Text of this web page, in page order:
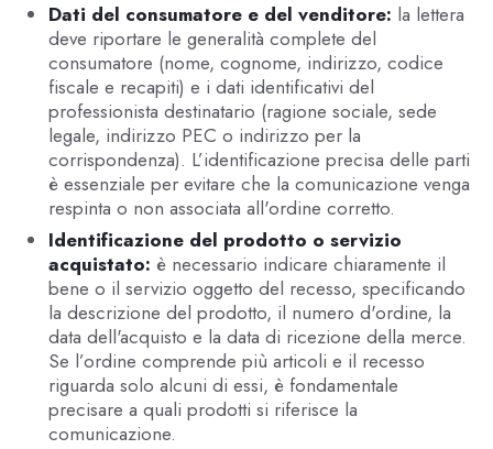
Dati del consumatore e del venditore: la lettera
deve riportare le generalità complete del
consumatore (nome, cognome, indirizzo, codice
fiscale e recapiti) e i dati identificativi del
professionista destinatario (ragione sociale, sede
legale, indirizzo PEC o indirizzo per la
corrispondenza). L’identificazione precisa delle parti
è essenziale per evitare che la comunicazione venga
respinta o non associata all'ordine corretto.
Identificazione del prodotto o servizio
acquistato: è necessario indicare chiaramente il
bene o il servizio oggetto del recesso, specificando
la descrizione del prodotto, il numero d'ordine, la
data dell'acquisto e la data di ricezione della merce.
Se l’ordine comprende più articoli e il recesso
riguarda solo alcuni di essi, è fondamentale
precisare a quali prodotti si riferisce la
comunicazione.